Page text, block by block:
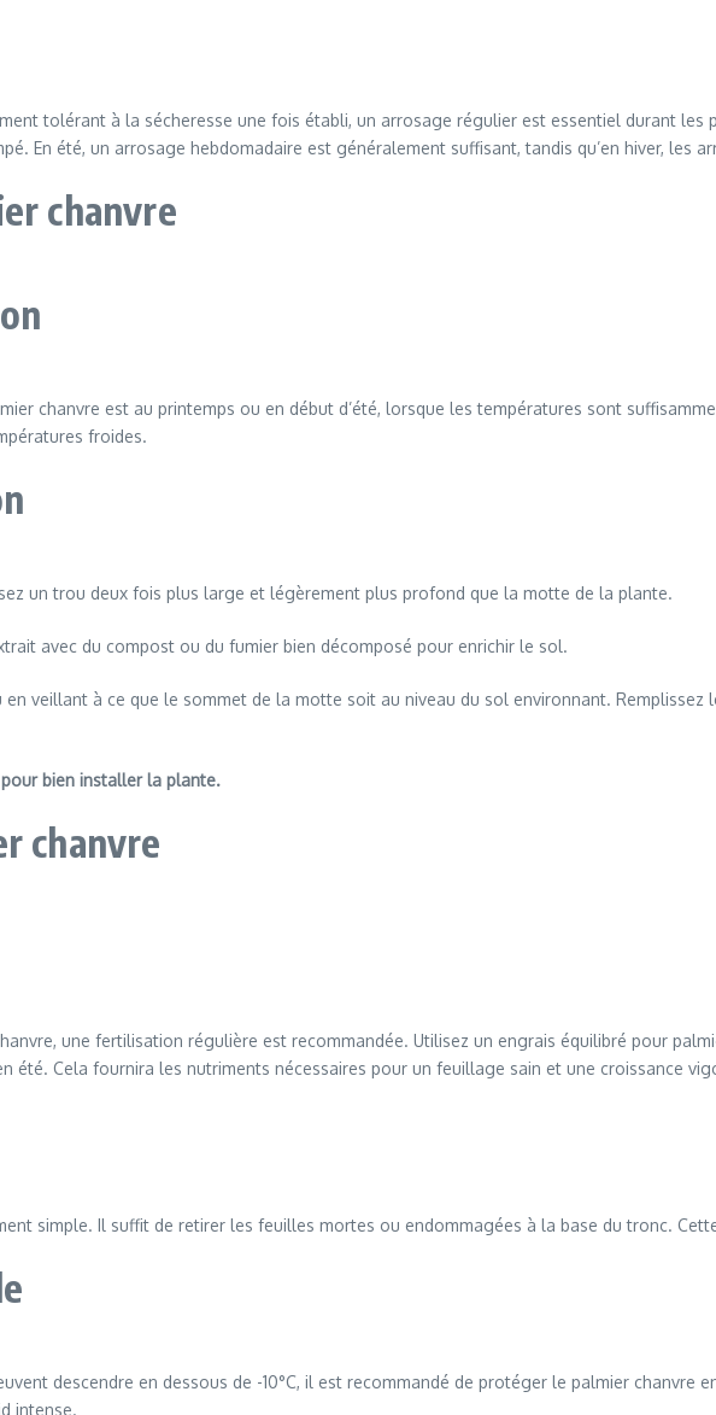
tolérant à la sécheresse une fois établi, un arrosage régulier est essentiel durant les
En été, un arrosage hebdomadaire est généralement suffisant, tandis qu’en hiver, les
chanvre
chanvre est au printemps ou en début d’été, lorsque les températures sont
froides.
un trou deux fois plus large et légèrement plus profond que la motte de la plante.
avec du compost ou du fumier bien décomposé pour enrichir le sol.
veillant à ce que le sommet de la motte soit au niveau du sol environnant.
bien installer la plante.
chanvre
une fertilisation régulière est recommandée. Utilisez un engrais équilibré pour
été. Cela fournira les nutriments nécessaires pour un feuillage sain et une croissance
simple. Il suffit de retirer les feuilles mortes ou endommagées à la base du tronc.
descendre en dessous de -10°C, il est recommandé de protéger le palmier chanvre
intense.